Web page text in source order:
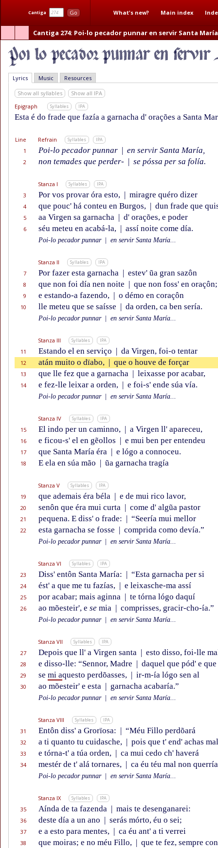
Cantiga Go What's new? Main index
Cantiga 274: Poi-lo pecador punnar en servir Santa María
Lyrics Music Resources
Show all syllables
Show all IPA
Epigraph
Syllables IPA
Esta é do frade que fazía a garnacha d' orações a Santa
Line Refrain Syllables IPA
1 Poi-lo pecador punnar | en servir Santa María,
2 non temades que perder- | se póssa per sa folía.
Stanza I Syllables IPA
3 Por vos provar óra esto, | miragre quéro dizer
4 que pouc' há conteu en Burgos, | dun frade que
5 aa Virgen sa garnacha | d' orações, e poder
6 séu meteu en acabá-la, | assí noite come día.
Poi-lo pecador punnar en servir Santa María...
Stanza II Syllables IPA
7 Por fazer esta garnacha | estev' ũa gran sazôn
8 que non foi día nen noite | que non foss' en oraçôn;
9 e estando-a fazendo, | o démo en coraçôn
10 lle meteu que se saísse | da orden, ca ben sería.
Poi-lo pecador punnar en servir Santa María...
Stanza III Syllables IPA
11 Estando el en serviço | da Virgen, foi-o tentar
12 atán muito o dïabo, | que o houve de forçar
13 que lle fez que a garnacha | leixasse por acabar,
14 e fez-lle leixar a orden, | e foi-s' ende súa vía.
Poi-lo pecador punnar en servir Santa María...
Stanza IV Syllables IPA
15 El indo per un caminno, | a Virgen ll' apareceu,
16 e ficou-s' el en gẽollos | e mui ben per entendeu
17 que Santa María éra | e lógo a connoceu.
18 E ela en súa mão | ũa garnacha tragía
Stanza V Syllables IPA
19 que ademais éra béla | e de mui rico lavor,
20 senôn que éra mui curta | come d' algũa pastor
21 pequena. E diss' o frade: | “Seería mui mellor
22 esta garnacha se fosse | comprida como devía.”
Poi-lo pecador punnar en servir Santa María...
Stanza VI Syllables IPA
23 Diss' entôn Santa María: | “Esta garnacha per si
24 ést' a que me tu fazías, | e leixasche-ma assí
25 por acabar; mais aginna | te tórna lógo daquí
26 ao mõesteir', e se mia | comprisses, gracir-cho-ía.”
Poi-lo pecador punnar en servir Santa María...
Stanza VII Syllables IPA
27 Depois que ll' a Virgen santa | esto disso, foi-lle
28 e disso-lle: “Sennor, Madre | daquel que pód' e
29 se mi aquesto perdõasses, | ir-m-ía lógo sen al
30 ao mõesteir' e esta | garnacha acabaría.”
Poi-lo pecador punnar en servir Santa María...
Stanza VIII Syllables IPA
31 Entôn diss' a Grorïosa: | “Méu Fillo perdõará
32 a ti quanto tu cuidasche, | pois que t' end' achas
33 e tórna-t' a túa orden, | ca mui cedo ch' haverá
34 mestér de t' alá tornares, | ca éu téu mal non
Poi-lo pecador punnar en servir Santa María...
Stanza IX Syllables IPA
35 Aínda de ta fazenda | mais te desenganarei:
36 deste día a un ano | serás mórto, éu o sei;
37 e a esto para mentes, | ca éu ant' a ti verrei
38 que moiras; e no méu Fillo, | que te fez, sempre